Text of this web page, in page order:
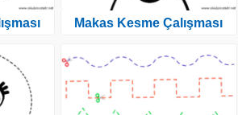
Makas Kesme Çalışması